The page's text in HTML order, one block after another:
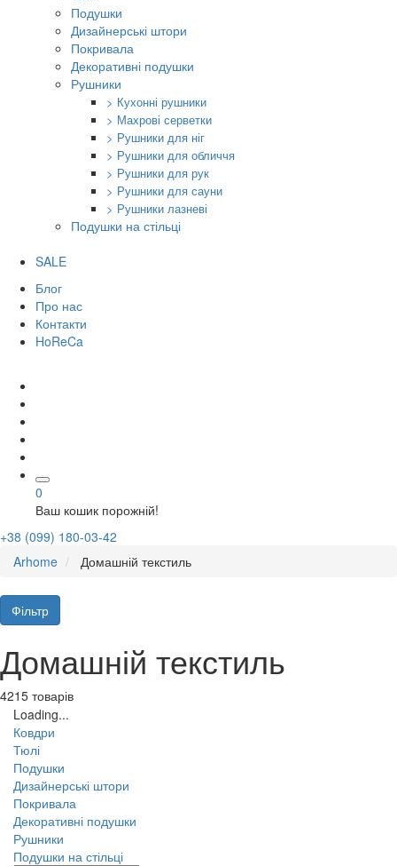
Подушки
Дизайнерські штори
Покривала
Декоративні подушки
Рушники
> Кухонні рушники
> Махрові серветки
> Рушники для ніг
> Рушники для обличчя
> Рушники для рук
> Рушники для сауни
> Рушники лазневі
Подушки на стільці
SALE
Блог
Про нас
Контакти
HoReCa
0
Ваш кошик порожній!
+38 (099) 180-03-42
Arhome
Домашній текстиль
Фільтр
Домашній текстиль
4215 товарів
Loading...
Ковдри
Тюлі
Подушки
Дизайнерські штори
Покривала
Декоративні подушки
Рушники
Подушки на стільці